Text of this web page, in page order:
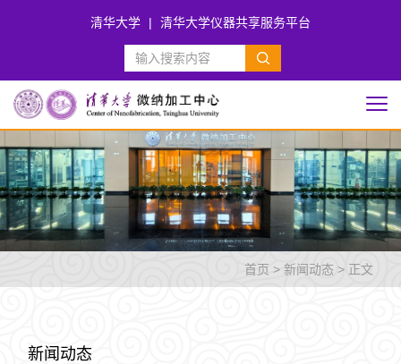
清华大学 | 清华大学仪器共享服务平台
首页 >新闻动态 > 正文
新闻动态